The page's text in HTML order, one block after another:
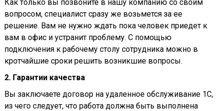
Как только вы позвоните в нашу компанию со своим
вопросом, специалист сразу же возьмется за ее
решение. Вам не нужно ждать пока человек приедет к
вам в офис и устранит проблему. С помощью
подключения к рабочему столу сотрудника можно в
кротчайшие сроки решить возникшие вопросы.
2. Гарантии качества
Вы заключаете договор на удаленное обслуживание 1С,
из чего следует, что работа должна быть выполнена